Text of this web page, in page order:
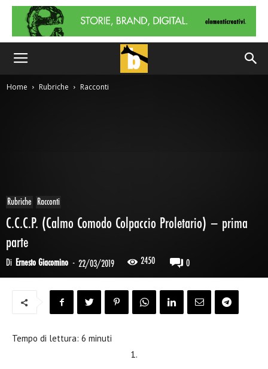
Home Rubriche Racconti
Rubriche Racconti
C.C.C.P. (Calmo Comodo Colpaccio Proletario) – prima
parte
Di Ernesto Giacomino - 22/03/2019 2450 0
Tempo di lettura: 6 minuti
1.